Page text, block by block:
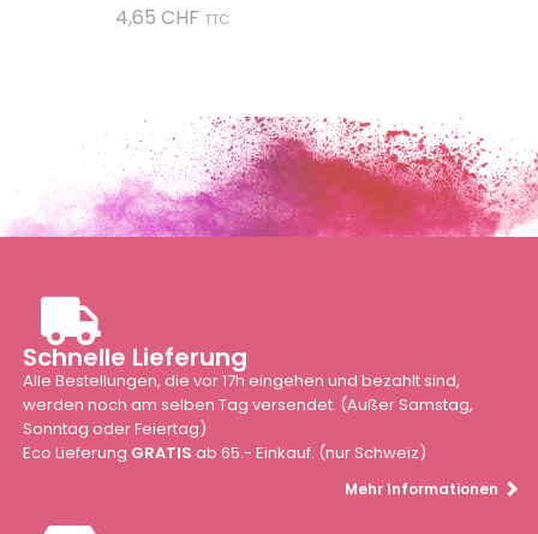
4,65 CHF Preis
TTC
Schnelle Lieferung
Alle Bestellungen, die vor 17h eingehen und bezahlt sind,
werden noch am selben Tag versendet. (Außer Samstag,
Sonntag oder Feiertag)
Eco Lieferung GRATIS ab 65.- Einkauf. (nur Schweiz)
Mehr Informationen